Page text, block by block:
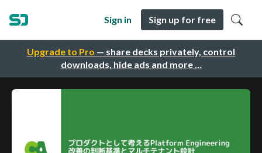
Upgrade to Pro — share decks privately, control
downloads, hide ads and more …
Sign in Sign up for free